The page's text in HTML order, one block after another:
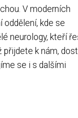
V moderních
oddělení, kde se
neurology, kteří
přijdete k nám,
se i s dalšími